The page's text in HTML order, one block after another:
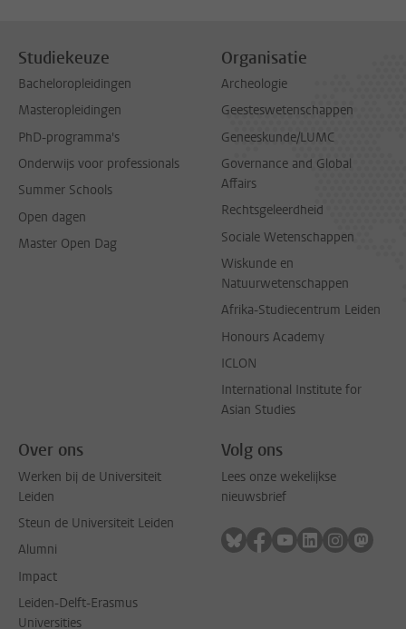
Studiekeuze
Bacheloropleidingen
Masteropleidingen
PhD-programma's
Onderwijs voor professionals
Summer Schools
Open dagen
Master Open Dag
Organisatie
Archeologie
Geesteswetenschappen
Geneeskunde/LUMC
Governance and Global
Affairs
Rechtsgeleerdheid
Sociale Wetenschappen
Wiskunde en
Natuurwetenschappen
Afrika-Studiecentrum Leiden
Honours Academy
ICLON
International Institute for
Asian Studies
Over ons
Werken bij de Universiteit
Leiden
Steun de Universiteit Leiden
Alumni
Impact
Leiden-Delft-Erasmus
Universities
Volg ons
Lees onze wekelijkse
nieuwsbrief
Volg ons op bluesky
Volg ons op facebook
Volg ons op
Volg ons op
Volg ons
Volg